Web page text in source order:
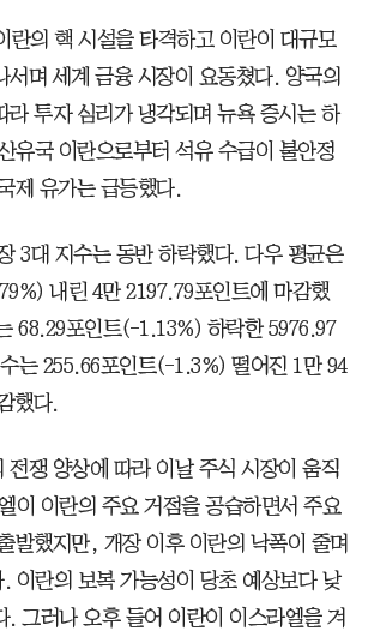
란의 핵 시설을 타격하고 이란이 대규모
서며 세계 금융 시장이 요동쳤다. 양국의
라 투자 심리가 냉각되며 뉴욕 증시는 하
유국 이란으로부터 석유 수급이 불안정
제 유가는 급등했다.
3대 지수는 동반 하락했다. 다우 평균은
내린 4만 2197.79포인트에 마감했
68.29포인트(-1.13%) 하락한 5976.97
는 255.66포인트(-1.3%) 떨어진 1만 94
했다.
전쟁 양상에 따라 이날 주식 시장이 움직
이 이란의 주요 거점을 공습하면서 주요
발했지만, 개장 이후 이란의 낙폭이 줄며
이란의 보복 가능성이 당초 예상보다 낮
. 그러나 오후 들어 이란이 이스라엘을 겨